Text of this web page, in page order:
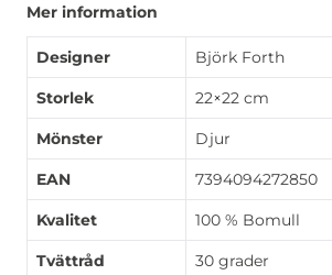
Mer information
Designer Björk Forth
Storlek 22×22 cm
Mönster Djur
EAN 7394094272850
Kvalitet 100 % Bomull
Tvättråd 30 grader